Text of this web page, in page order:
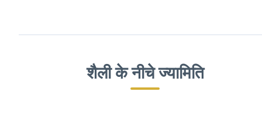
शैली के नीचे ज्यामिति